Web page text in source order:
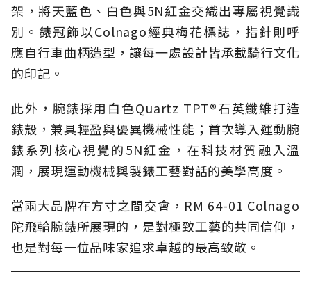
架，將天藍色、白色與5N紅金交織出專屬視覺識
別。錶冠飾以Colnago經典梅花標誌，指針則呼
應自行車曲柄造型，讓每一處設計皆承載騎行文化
的印記。
此外，腕錶採用白色Quartz TPT®石英纖維打造
錶殼，兼具輕盈與優異機械性能；首次導入運動腕
錶系列核心視覺的5N紅金，在科技材質融入溫
潤，展現運動機械與製錶工藝對話的美學高度。
當兩大品牌在方寸之間交會，RM 64-01 Colnago
陀飛輪腕錶所展現的，是對極致工藝的共同信仰，
也是對每一位品味家追求卓越的最高致敬。